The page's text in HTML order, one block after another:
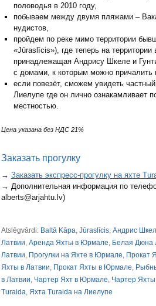
половодья в 2010 году,
побываем между двумя пляжами –
нудистов,
пройдем по реке мимо территории
«Jūraslīcis»), где теперь на
принадлежащая Андрису Шкеле и
с домами, к которым можно причалить
если повезёт, сможем увидеть
Лиелупе где он лично ознакамливает
местностью.
Цена указана без НДС 21%
Заказать прогулку
→ Заказать экспресс-прогулку на яхте
→ Дополнительная информация по
alberts@arjahtu.lv)
Atslēgvārdi: Baltā Kāpa, Jūraslīcis, Андрис
Латвии, Аренда Яхты в Юрмале, Белая Дюна
Латвии, Прогулки на Яхте в Юрмале, Прокат
Яхты в Латвии, Прокат Яхты в Юрмале,
в Латвии, Чартер Яхт в Юрмале, Чартер Яхты
Turaida, Яхта Turaida на Лиелупе